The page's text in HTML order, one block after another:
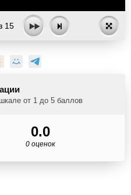
15
от 1 до 5 баллов
0.0
0 оценок